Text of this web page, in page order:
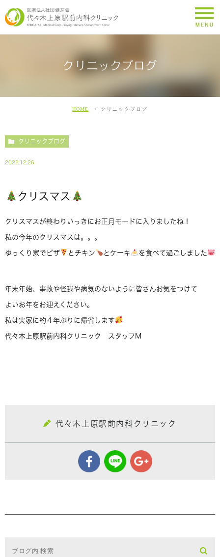
クリニックブログ
HOME クリニックブログ
クリニックブログ
2022.12.26
クリスマス
クリスマスが終わりいっきにお正月モードに入りましたね！
私の今年のクリスマスは。。。
ゆっくり家でピザ とチキン とケーキ を食べて過ごしました
年末年始、事故や怪我や病気のないように皆さんお気をつけて
よいお年をお迎えください。
私は実家に約４年ぶりに帰省します
代々木上原駅前内科クリニック スタッフM
代々木上原駅前内科クリニック